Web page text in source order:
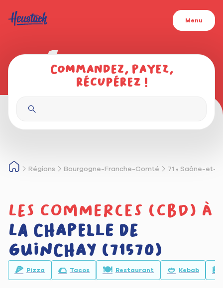
Menu
Commandez, payez,
récupérez !
Régions Bourgogne-Franche-Comté 71 • Saône-et-
Les commerces (cbd) à
La Chapelle De
Guinchay (71570)
🍕 Pizza 🌮 Tacos 🍽️ Restaurant 🥙 Kebab 🍔